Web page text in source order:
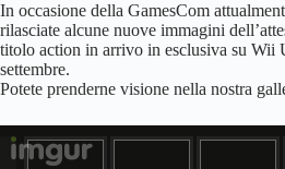
In occasione della GamesCom
rilasciate alcune nuove immagini
titolo action in arrivo in esclusiva su Wii
settembre.
Potete prenderne visione nella nostra